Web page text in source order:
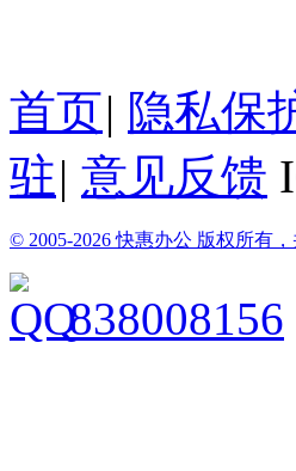
（周
首页| 隐私保
驻| 意见反馈
© 2005-2026 快惠办公 版权所有，
838008156